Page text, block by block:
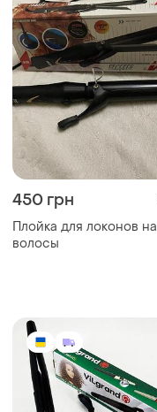
450 грн
Плойка для локонов на
волосы